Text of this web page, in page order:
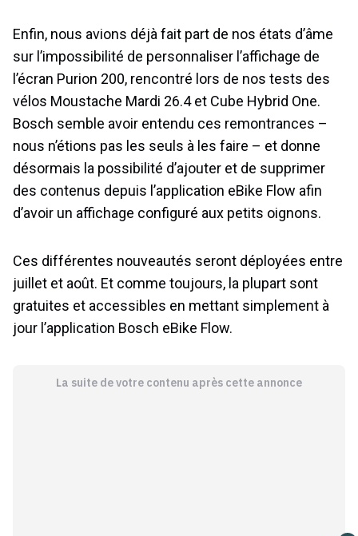
Enfin, nous avions déjà fait part de nos états d’âme
sur l’impossibilité de personnaliser l’affichage de
l’écran Purion 200, rencontré lors de nos tests des
vélos Moustache Mardi 26.4 et Cube Hybrid One.
Bosch semble avoir entendu ces remontrances –
nous n’étions pas les seuls à les faire – et donne
désormais la possibilité d’ajouter et de supprimer
des contenus depuis l’application eBike Flow afin
d’avoir un affichage configuré aux petits oignons.
Ces différentes nouveautés seront déployées entre
juillet et août. Et comme toujours, la plupart sont
gratuites et accessibles en mettant simplement à
jour l’application Bosch eBike Flow.
La suite de votre contenu après cette annonce